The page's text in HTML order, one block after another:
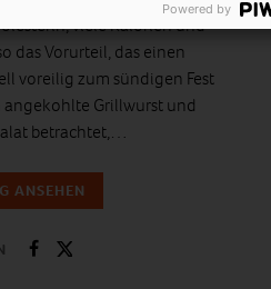
viele Kalorien und
das Vorurteil, das einen
voreilig zum sündigen Fest
angekohlte Grillwurst und
betrachtet,…
ANSEHEN
Powered by